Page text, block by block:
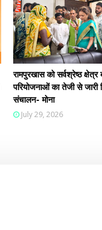
रामपुरखास को सर्वश्रेष्ठ
परियोजनाओं का तेजी से जारी
संचालन- मोना
July 29, 2026